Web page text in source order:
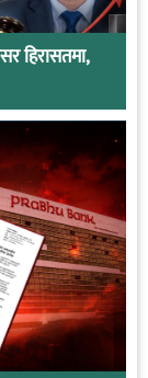
हिरासतमा,